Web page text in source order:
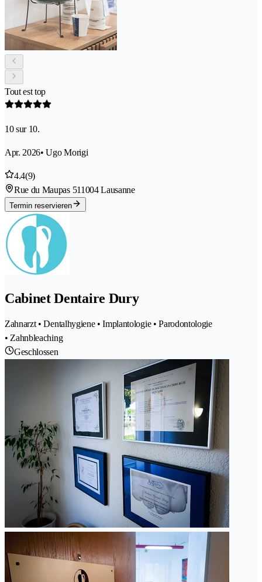
Tout est top
10 sur 10.
Apr. 2026• Ugo Morigi
4.4(9)
Rue du Maupas 511004 Lausanne
Termin reservieren
Cabinet Dentaire Dury
Zahnarzt • Dentalhygiene • Implantologie • Parodontologie
• Zahnbleaching
Geschlossen